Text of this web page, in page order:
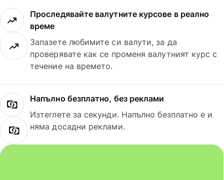
Проследявайте валутните курсове в реално
време
Запазете любимите си валути, за да
проверявате как се променя валутният курс с
течение на времето.
Напълно безплатно, без реклами
Изтеглете за секунди. Напълно безплатно е и
няма досадни реклами.